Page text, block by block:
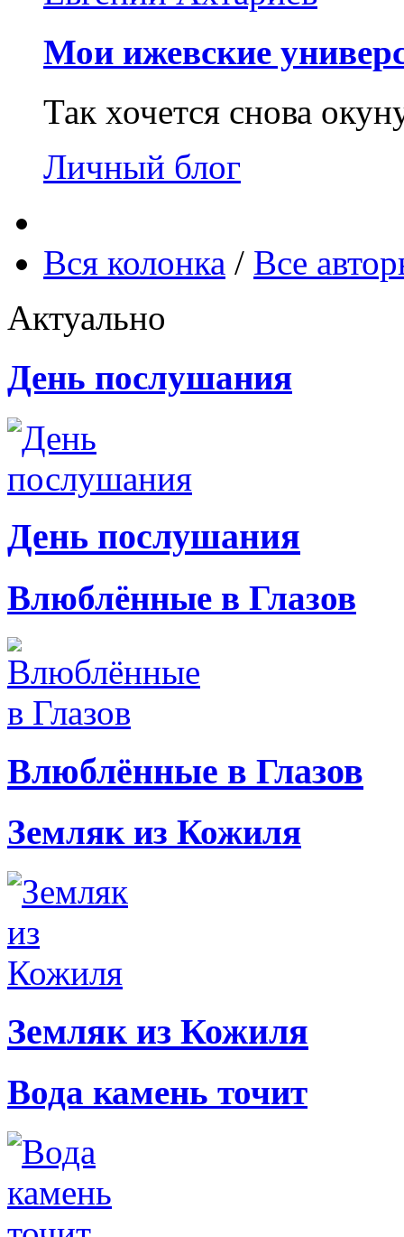
Мои ижевские
Так хочется снова
Личный блог
Вся колонка / Все
Актуально
День послушания
День послушания
Влюблённые в Глазов
Влюблённые в Глазов
Земляк из Кожиля
Земляк из Кожиля
Вода камень точит